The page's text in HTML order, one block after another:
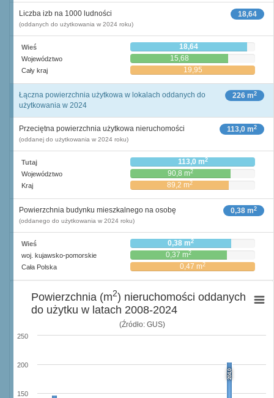
18,64
Liczba izb na 1000 ludności
(oddanych do użytkowania w 2024 roku)
Wieś 18,64
Województwo 15,68
Cały kraj 19,95
226 m2
Łączna powierzchnia użytkowa w lokalach oddanych do
użytkowania w 2024
113,0 m2
Przeciętna powierzchnia użytkowa nieruchomości
(oddanej do użytkowania w 2024 roku)
Tutaj 113,0 m2
Województwo 90,8 m2
Kraj 89,2 m2
0,38 m2
Powierzchnia budynku mieszkalnego na osobę
(oddanego do użytkowania w 2024 roku)
Wieś 0,38 m2
woj. kujawsko-pomorskie 0,37 m2
Cała Polska 0,47 m2
(Źródło: GUS)
204,0
150
200
250
Powierzchnia (m2) nieruchomości oddanych
do użytku w latach 2008-2024